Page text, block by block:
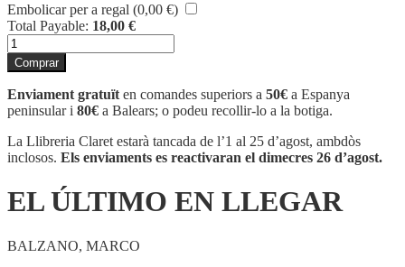
Embolicar per a regal (0,00 €)
Total Payable: 18,00 €
quantitat
de
EL
ÚLTIMO
EN
LLEGAR
Comprar
Enviament gratuït en comandes superiors a 50€ a Espanya
peninsular i 80€ a Balears; o podeu recollir-lo a la botiga.
La Llibreria Claret estarà tancada de l’1 al 25 d’agost, ambdòs
inclosos. Els enviaments es reactivaran el dimecres 26 d’agost.
EL ÚLTIMO EN LLEGAR
BALZANO, MARCO